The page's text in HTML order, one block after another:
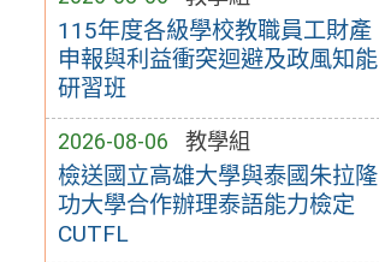
115年度各級學校教職員工財產
申報與利益衝突迴避及政風知能
研習班
2026-08-06 教學組
檢送國立高雄大學與泰國朱拉隆
功大學合作辦理泰語能力檢定
CUTFL